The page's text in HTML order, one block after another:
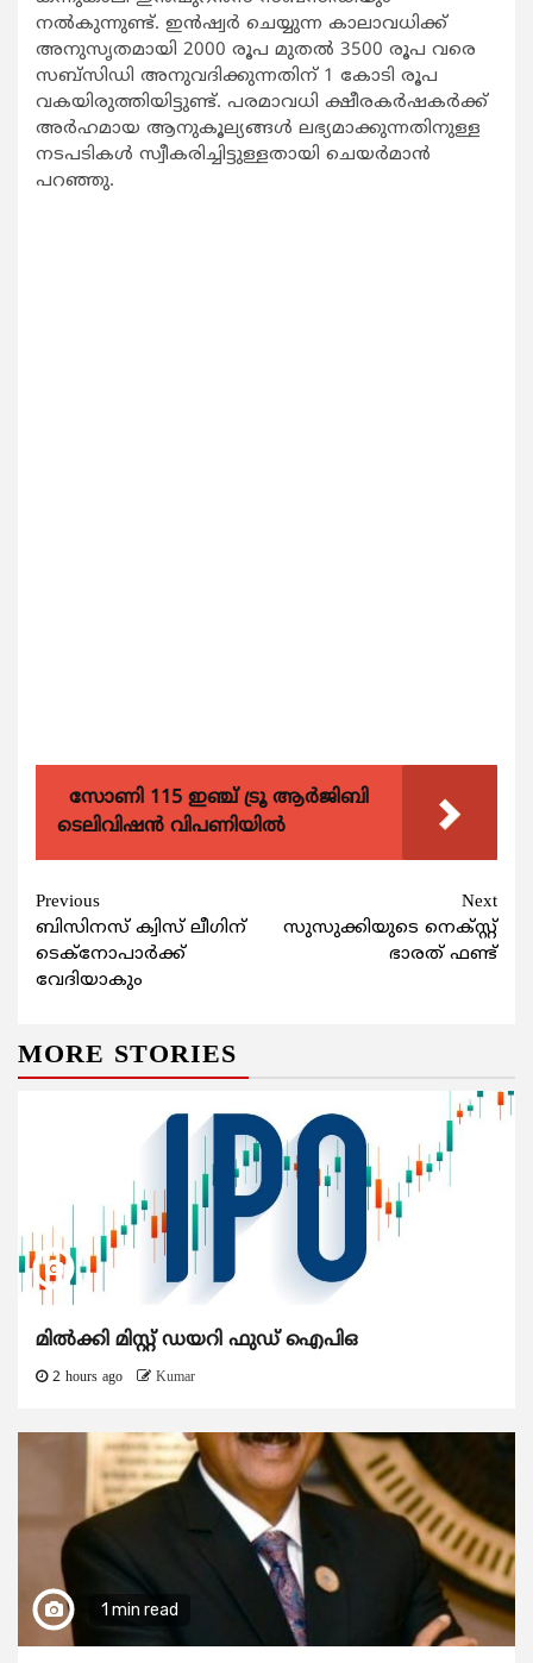
നല്‍കുന്നുണ്ട്. ഇന്‍ഷ്വര്‍ ചെയ്യുന്ന കാലാവധിക്ക്
അനുസൃതമായി 2000 രൂപ മുതല്‍ 3500 രൂപ വരെ
സബ്സിഡി അനുവദിക്കുന്നതിന് 1 കോടി രൂപ
വകയിരുത്തിയിട്ടുണ്ട്. പരമാവധി ക്ഷീരകര്‍ഷകര്‍ക്ക്
അര്‍ഹമായ ആനുകൂല്യങ്ങള്‍ ലഭ്യമാക്കുന്നതിനുള്ള
നടപടികള്‍ സ്വീകരിച്ചിട്ടുള്ളതായി ചെയര്‍മാന്‍
പറഞ്ഞു.
സോണി 115 ഇഞ്ച് ട്രൂ ആർജിബി
ടെലിവിഷൻ വിപണിയിൽ
Continue
Reading
Previous
ബിസിനസ് ക്വിസ് ലീഗിന്
ടെക്നോപാര്‍ക്ക്
വേദിയാകും
Next
സുസുക്കിയുടെ നെക്സ്റ്റ്
ഭാരത് ഫണ്ട്
MORE STORIES
മിൽക്കി മിസ്റ്റ് ഡയറി ഫുഡ് ഐപിഒ
2 hours ago Kumar
1 min read